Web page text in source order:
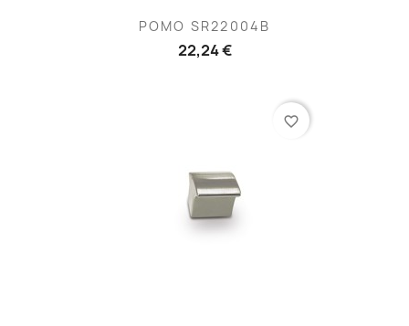
POMO SR22004B
22,24 €
favorite_border